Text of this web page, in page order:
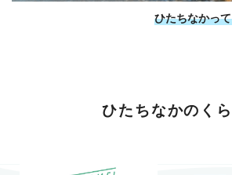
ひたちなかっ
ひたちなかのく